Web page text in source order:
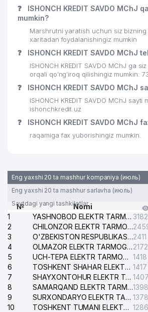
❓
ISHONCH KREDIT SAVDO MChJ
mumkin?
Marshrutni yaratish uchun siz
xaritadan foydalanishingiz mumkin
❓ ISHONCH KREDIT SAVDO MChJ
ISHONCH KREDIT SAVDO MChJ ga
orqali qo’ng’iroq qilishingiz mumkin:
❓ ISHONCH KREDIT SAVDO MChJ
ISHONCH KREDIT SAVDO MChJ sayti
ishonchkredit.uz
❓ ISHONCH KREDIT SAVDO MChJ
raqamiga fax yuborishingiz mumkin.
Eng yaxshi 20 ta mashhur kompaniya (июль)
Eng yaxshi 20 ta mashhur sarlavha (июль)
Saytdagi yangi tashkilotlar
№
Nomi
1
YASHNOBOD ELEKTR TARMOG'I NOSOZLIKLARI XIZMATI 3182
2
CHILONZOR ELEKTR TARMOG'I NOSOZLIK XIZMATI
3
O'ZBEKISTON RESPUBLIKASI BOSH PROKURATURASI ISHONCH TELEFONI2411
4
OLMAZOR ELEKTR TARMOG'I NOSOZLIKLARI XIZMATI2172
5
UCH-TEPA ELEKTR TARMOG'I NOSOZLIKLARI XIZMATI 1418
6
TOSHKENT SHAHAR ELEKTR TARMOQLARI KORXONASI AJ 1417
7
SHAYXONTOHUR ELEKTR TARMOG'I NOSOZLIKLARINI TUZATISH XIZMATI 1407
8
SAMARQAND ELEKTR TARMOQLARI AJ1398
9
SURXONDARYO ELEKTR TARMOQLARI AJ 1378
10
TOSHKENT TUMANI ELEKTR TARMOG'I AVARIYA XIZMATI 1286